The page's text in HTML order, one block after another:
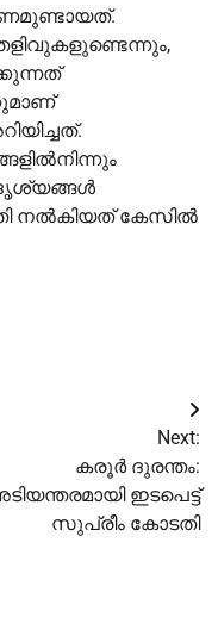
ദൃശ്യങ്ങള്‍
നല്‍കിയത് കേസില്‍
Next:
കരൂർ ദുരന്തം:
ഇടപെട്ട്
സുപ്രീം കോടതി